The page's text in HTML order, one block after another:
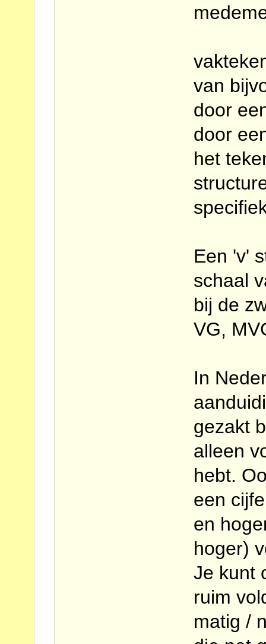
van
door
door
het
Een 'v'
schaal
bij de
VG,
In
gezakt
alleen
hebt.
een
en
hoger)
Je kunt
ruim
matig /